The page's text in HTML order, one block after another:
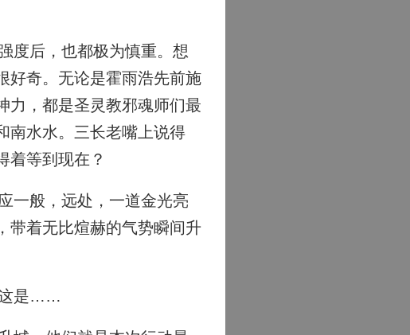
度后，也都极为慎重。想
好奇。无论是霍雨浩先前施
力，都是圣灵教邪魂师们最
南水水。三长老嘴上说得
着等到现在？
一般，远处，一道金光亮
带着无比煊赫的气势瞬间升
这是……